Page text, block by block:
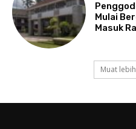
Mulai
Masuk
Muat